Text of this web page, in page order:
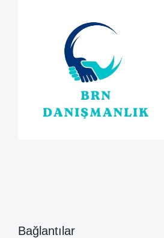
Bağlantılar